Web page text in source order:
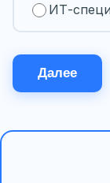
ИТ-
Далее